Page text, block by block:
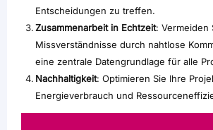
Entscheidungen zu treffen.
Zusammenarbeit in Echtzeit: Vermeiden
Missverständnisse durch nahtlose
eine zentrale Datengrundlage für alle
Nachhaltigkeit: Optimieren Sie Ihre
Energieverbrauch und